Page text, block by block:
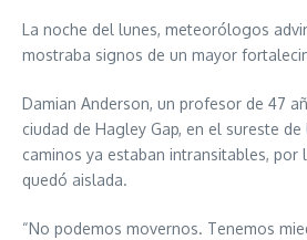
La noche del lunes, meteorólogos
mostraba signos de un mayor
Damian Anderson, un profesor de 47
ciudad de Hagley Gap, en el sureste
caminos ya estaban intransitables, por
quedó aislada.
“No podemos movernos. Tenemos